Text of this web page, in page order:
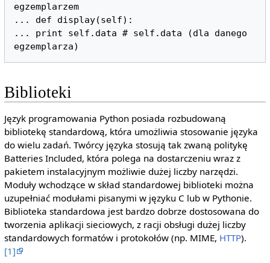
egzemplarzem
... def display(self):
... print self.data # self.data (dla danego
egzemplarza)
Biblioteki
Język programowania Python posiada rozbudowaną
bibliotekę standardową, która umożliwia stosowanie języka
do wielu zadań. Twórcy języka stosują tak zwaną politykę
Batteries Included, która polega na dostarczeniu wraz z
pakietem instalacyjnym możliwie dużej liczby narzędzi.
Moduły wchodzące w skład standardowej biblioteki można
uzupełniać modułami pisanymi w języku C lub w Pythonie.
Biblioteka standardowa jest bardzo dobrze dostosowana do
tworzenia aplikacji sieciowych, z racji obsługi dużej liczby
standardowych formatów i protokołów (np. MIME, HTTP).
[1]